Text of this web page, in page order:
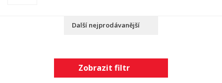
Další nejprodávanější
Zobrazit filtr